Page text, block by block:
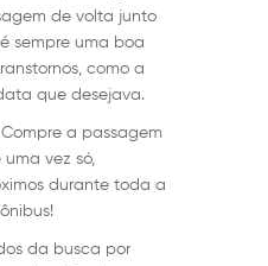
de volta junto
sempre uma boa
como a
que desejava.
a passagem
vez só,
durante toda a
da busca por